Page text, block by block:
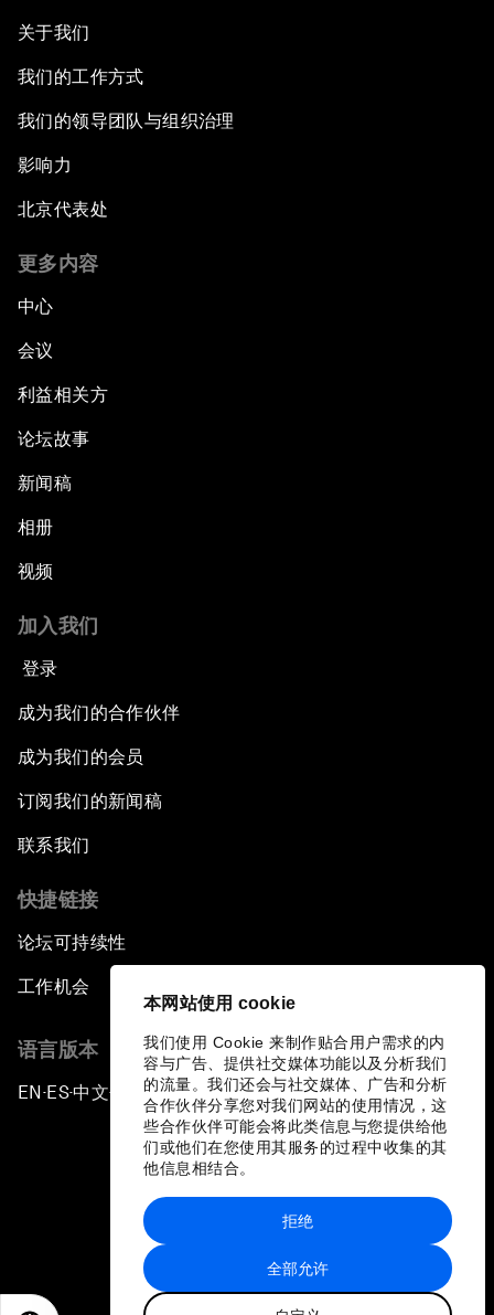
本网站使用 cookie
我们使用 Cookie 来制作贴合用户需求的内
容与广告、提供社交媒体功能以及分析我们
的流量。我们还会与社交媒体、广告和分析
合作伙伴分享您对我们网站的使用情况，这
些合作伙伴可能会将此类信息与您提供给他
们或他们在您使用其服务的过程中收集的其
他信息相结合。
全部允许
拒绝
关于我们
我们的工作方式
我们的领导团队与组织治理
影响力
北京代表处
更多内容
中心
会议
利益相关方
论坛故事
新闻稿
相册
视频
加入我们
登录
成为我们的合作伙伴
成为我们的会员
订阅我们的新闻稿
联系我们
快捷链接
论坛可持续性
工作机会
语言版本
EN ▪ES▪中文▪ 日本語
站点地图